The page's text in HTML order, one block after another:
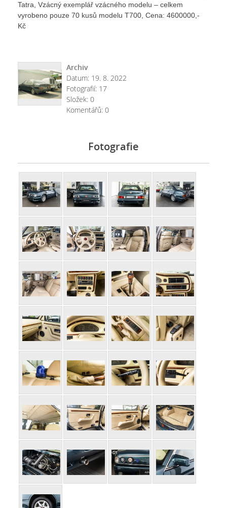
Tatra, Vzácný exemplář vzácného modelu – celkem
vyrobeno pouze 70 kusů modelu T700, Cena: 4600000,-
Kč
Archiv
Datum: 19. 8. 2022
Fotografií: 17
Složek: 0
Komentářů: 0
Fotografie